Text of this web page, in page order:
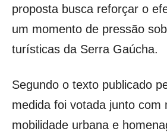
proposta busca reforçar o
um momento de pressão
turísticas da Serra Gaúcha.
Segundo o texto publicado
medida foi votada junto com
mobilidade urbana e